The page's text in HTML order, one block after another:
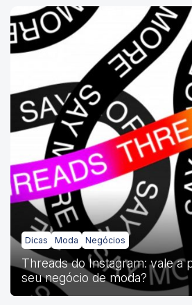
Dicas Moda Negócios
Threads do Instagram: vale a
seu negócio de moda?